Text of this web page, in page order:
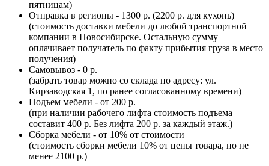
пятницам)
Отправка в регионы - 1300 р. (2200 р. для кухонь)
(стоимость доставки мебели до любой транспортной
компании в Новосибирске. Остальную сумму
оплачивает получатель по факту прибытия груза в место
получения)
Самовывоз - 0 р.
(забрать товар можно со склада по адресу: ул.
Кирзаводская 1, по ранее согласованному времени)
Подъем мебели - от 200 р.
(при наличии рабочего лифта стоимость подъема
составит 400 р. Без лифта 200 р. за каждый этаж.)
Сборка мебели - от 10% от стоимости
(стоимость сборки мебели 10% от цены товара, но не
менее 2100 р.)